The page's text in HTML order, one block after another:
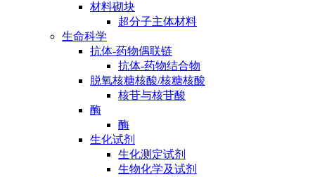
材料砌块
超分子主体材料
生命科学
抗体-药物偶联链
抗体-药物结合物
脱氧核糖核酸/核糖核酸
核苷与核苷酸
酶
酶
生化试剂
生化测定试剂
生物化学及试剂